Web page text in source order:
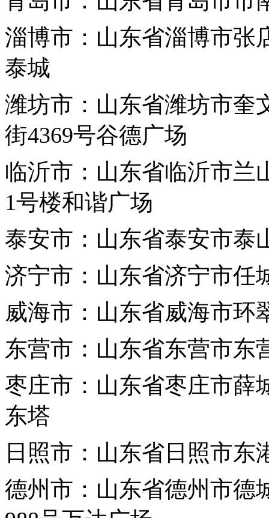
淄博市：山东省淄博市张
泰城
潍坊市：山东省潍坊市奎
街4369号谷德广场
临沂市：山东省临沂市兰
1号楼和谐广场
泰安市：山东省泰安市泰
济宁市：山东省济宁市任
威海市：山东省威海市环
东营市：山东省东营市东
枣庄市：山东省枣庄市薛
东塔
日照市：山东省日照市东
德州市：山东省德州市德